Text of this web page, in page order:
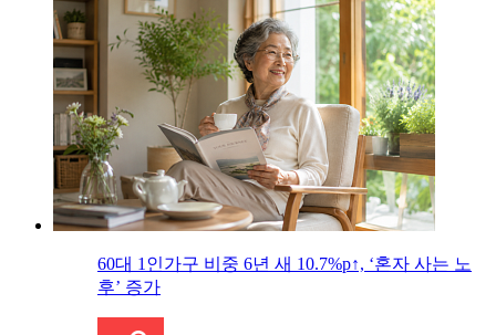
60대 1인가구 비중 6년 새 10.7%p↑, ‘혼자 사는 노
후’ 증가